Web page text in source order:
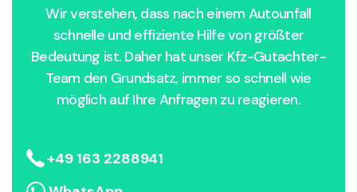
Wir verstehen, dass nach einem Autounfall
schnelle und effiziente Hilfe von größter
Bedeutung ist. Daher hat unser Kfz-Gutachter-
Team den Grundsatz, immer so schnell wie
möglich auf Ihre Anfragen zu reagieren.
+49 163 2288941